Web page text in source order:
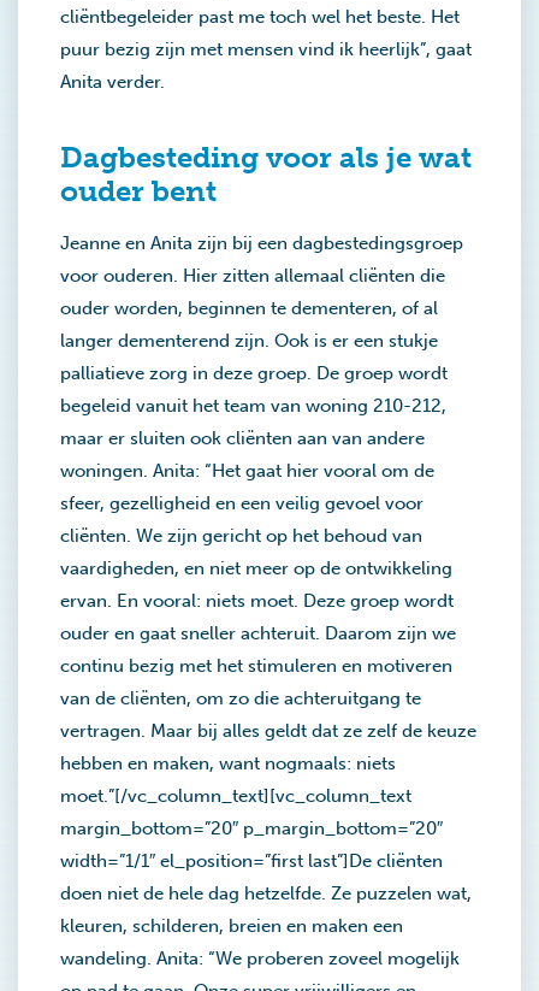
cliëntbegeleider past me toch wel het beste. Het
puur bezig zijn met mensen vind ik heerlijk”, gaat
Anita verder.
Dagbesteding voor als je wat
ouder bent
Jeanne en Anita zijn bij een dagbestedingsgroep
voor ouderen. Hier zitten allemaal cliënten die
ouder worden, beginnen te dementeren, of al
langer dementerend zijn. Ook is er een stukje
palliatieve zorg in deze groep. De groep wordt
begeleid vanuit het team van woning 210-212,
maar er sluiten ook cliënten aan van andere
woningen. Anita: “Het gaat hier vooral om de
sfeer, gezelligheid en een veilig gevoel voor
cliënten. We zijn gericht op het behoud van
vaardigheden, en niet meer op de ontwikkeling
ervan. En vooral: niets moet. Deze groep wordt
ouder en gaat sneller achteruit. Daarom zijn we
continu bezig met het stimuleren en motiveren
van de cliënten, om zo die achteruitgang te
vertragen. Maar bij alles geldt dat ze zelf de keuze
hebben en maken, want nogmaals: niets
moet.”[/vc_column_text][vc_column_text
margin_bottom=”20″ p_margin_bottom=”20″
width=”1/1″ el_position=”first last”]De cliënten
doen niet de hele dag hetzelfde. Ze puzzelen wat,
kleuren, schilderen, breien en maken een
wandeling. Anita: “We proberen zoveel mogelijk